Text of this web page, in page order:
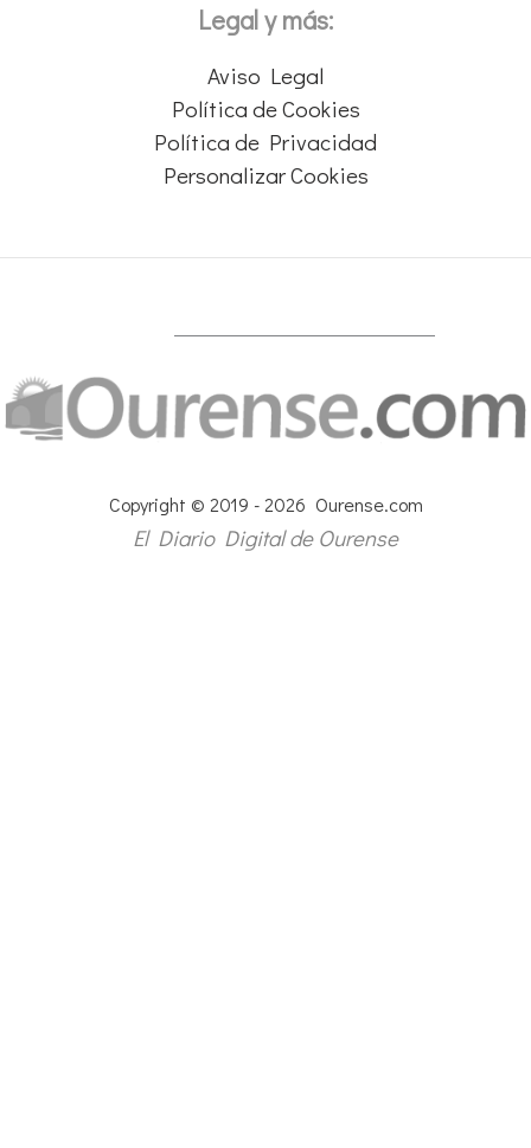
Legal y más:
Aviso Legal
Política de Cookies
Política de Privacidad
Personalizar Cookies
Copyright © 2019 - 2026 Ourense.com
El Diario Digital de Ourense